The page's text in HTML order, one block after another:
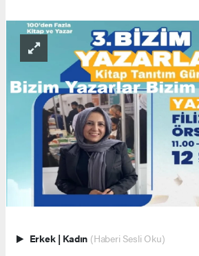
Erkek | Kadın (Haberi Sesli Oku)